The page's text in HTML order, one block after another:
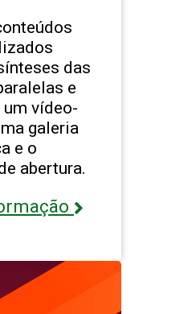
das
e
um vídeo-
galeria
e o
abertura.